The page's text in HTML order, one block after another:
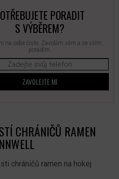
PORADIT
S VÝBĚREM?
na sebe číslo. Zavolám vám a se vším
poradím.
ZAVOLEJTE MI
CHRÁNIČŮ RAMEN
chráničů ramen na hokej